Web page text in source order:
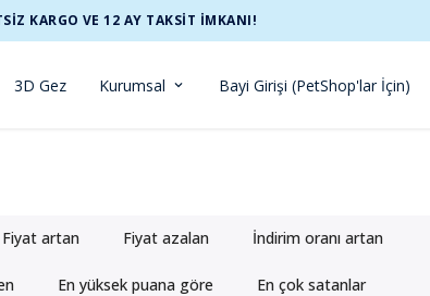
KARGO VE 12 AY TAKSİT İMKANI!
3D Gez Kurumsal Bayi Girişi (PetShop'lar İçin)
Fiyat artan Fiyat azalan İndirim oranı artan
En yüksek puana göre En çok satanlar